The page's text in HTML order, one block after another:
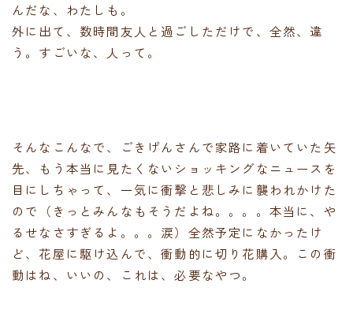
んだな、わたしも。
外に出て、数時間友人と過ごしただけで、全然、違
う。すごいな、人って。
そんなこんなで、ごきげんさんで家路に着いていた矢
先、もう本当に見たくないショッキングなニュースを
目にしちゃって、一気に衝撃と悲しみに襲われかけた
ので（きっとみんなもそうだよね。。。。本当に、や
るせなさすぎるよ。。。涙）全然予定になかったけ
ど、花屋に駆け込んで、衝動的に切り花購入。この衝
動はね、いいの、これは、必要なやつ。